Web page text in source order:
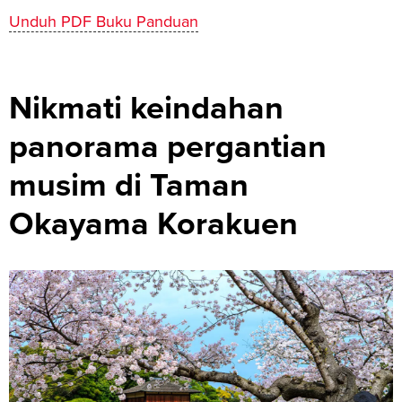
Unduh PDF Buku Panduan
Nikmati keindahan
panorama pergantian
musim di Taman
Okayama Korakuen